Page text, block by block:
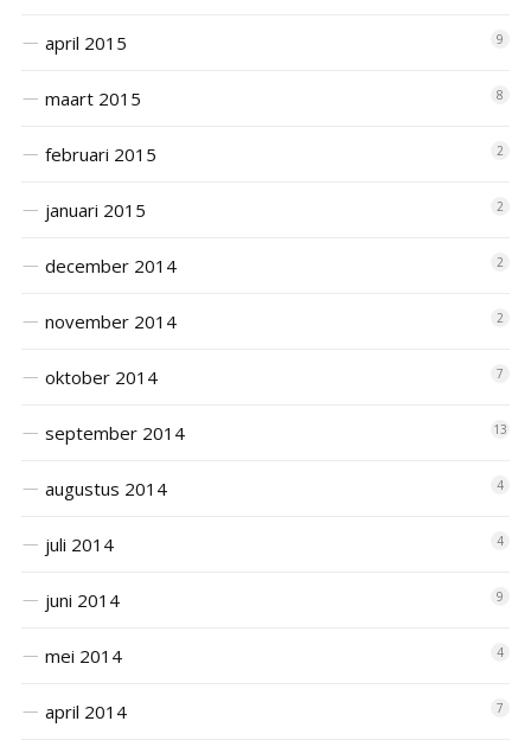
april 2015 9
maart 2015 8
februari 2015 2
januari 2015 2
december 2014 2
november 2014 2
oktober 2014 7
september 2014 13
augustus 2014 4
juli 2014 4
juni 2014 9
mei 2014 4
april 2014 7